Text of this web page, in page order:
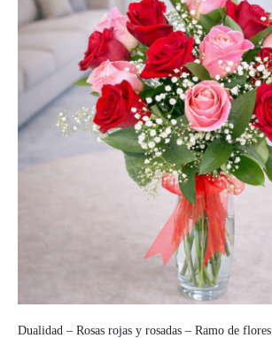
Dualidad – Rosas rojas y rosadas – Ramo de flores